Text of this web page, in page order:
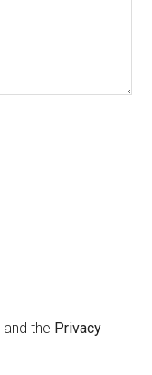
and the Privacy